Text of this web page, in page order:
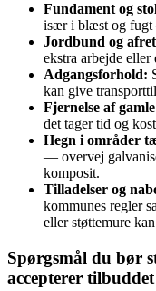
Fundament og
især i blæst og fugt
Jordbund og
ekstra arbejde
Adgangsforhold:
kan give
Fjernelse af
det tager tid og
Hegn i områder
— overvej
komposit.
Tilladelser og
kommunes regler
eller støttemure
Spørgsmål du bør
accepterer tilbuddet